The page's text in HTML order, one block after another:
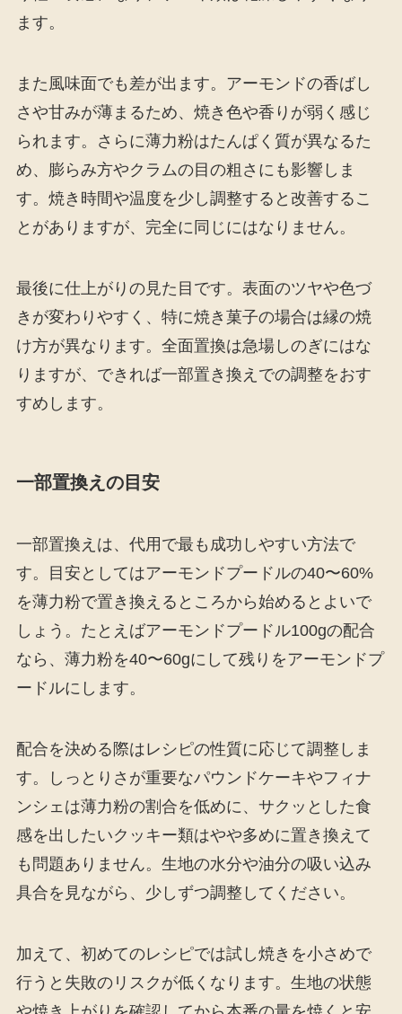
ます。
また風味面でも差が出ます。アーモンドの香ばし
さや甘みが薄まるため、焼き色や香りが弱く感じ
られます。さらに薄力粉はたんぱく質が異なるた
め、膨らみ方やクラムの目の粗さにも影響しま
す。焼き時間や温度を少し調整すると改善するこ
とがありますが、完全に同じにはなりません。
最後に仕上がりの見た目です。表面のツヤや色づ
きが変わりやすく、特に焼き菓子の場合は縁の焼
け方が異なります。全面置換は急場しのぎにはな
りますが、できれば一部置き換えでの調整をおす
すめします。
一部置換えの目安
一部置換えは、代用で最も成功しやすい方法で
す。目安としてはアーモンドプードルの40〜60%
を薄力粉で置き換えるところから始めるとよいで
しょう。たとえばアーモンドプードル100gの配合
なら、薄力粉を40〜60gにして残りをアーモンドプ
ードルにします。
配合を決める際はレシピの性質に応じて調整しま
す。しっとりさが重要なパウンドケーキやフィナ
ンシェは薄力粉の割合を低めに、サクッとした食
感を出したいクッキー類はやや多めに置き換えて
も問題ありません。生地の水分や油分の吸い込み
具合を見ながら、少しずつ調整してください。
加えて、初めてのレシピでは試し焼きを小さめで
行うと失敗のリスクが低くなります。生地の状態